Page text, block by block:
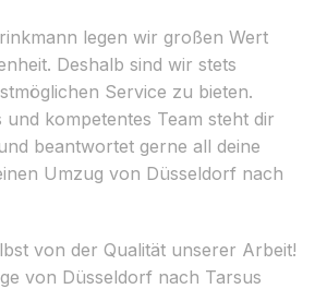
legen wir großen Wert
Deshalb sind wir stets
Service zu bieten.
kompetentes Team steht dir
beantwortet gerne all deine
Umzug von Düsseldorf nach
von der Qualität unserer Arbeit!
von Düsseldorf nach Tarsus